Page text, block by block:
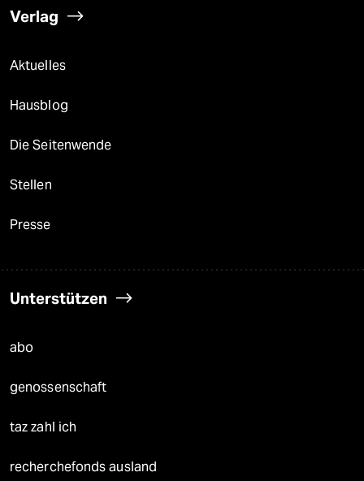
Verlag
Aktuelles
Hausblog
Die Seitenwende
Stellen
Presse
Unterstützen
abo
genossenschaft
taz zahl ich
recherchefonds ausland